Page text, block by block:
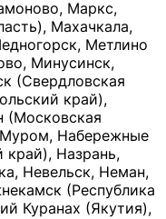
Маркс,
Махачкала,
Метлино
Минусинск,
(Свердловская
край),
(Московская
Набережные
край), Назрань,
Невельск, Неман,
(Республика
Куранах (Якутия),